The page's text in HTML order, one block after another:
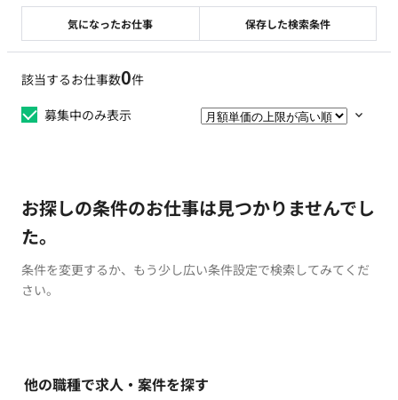
該当するお仕事数0件
募集中のみ表示
お探しの条件のお仕事は見つかりませんでし
た。
条件を変更するか、もう少し広い条件設定で検索してみてくだ
さい。
他の職種で求人・案件を探す
気になったお仕事 保存した検索条件